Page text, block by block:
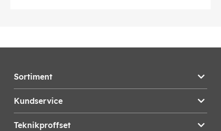
Sortiment
Kundservice
Teknikproffset